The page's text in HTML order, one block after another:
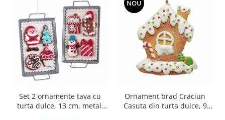
Set 2 ornamente tava cu
turta dulce, 13 cm, metal,
NOU
Ornament brad Craciun
Casuta din turta dulce, 9